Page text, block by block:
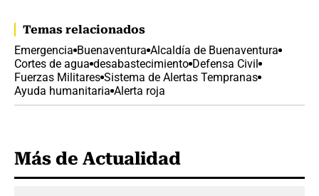
Temas relacionados
Emergencia Buenaventura Alcaldía de Buenaventura
Cortes de agua desabastecimiento Defensa Civil
Fuerzas Militares Sistema de Alertas Tempranas
Ayuda humanitaria Alerta roja
Más de Actualidad